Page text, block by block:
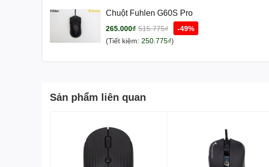
Chuột Fuhlen G60S Pro
265.000₫ 515.775₫
-49%
(Tiết kiệm: 250.775₫)
Sản phẩm liên quan